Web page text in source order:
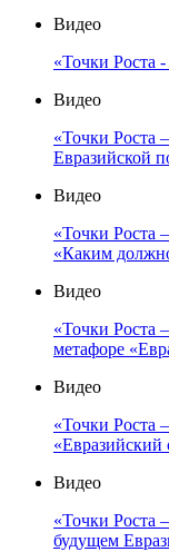
Видео
«Точки Роста
Видео
«Точки Роста
Евразийской
Видео
«Точки Роста
«Каким
Видео
«Точки Роста
метафоре
Видео
«Точки Роста
«Евразийский
Видео
«Точки Роста
будущем